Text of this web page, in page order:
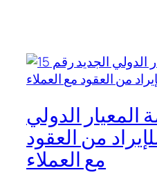
المعيار الدولي
رقم 15 للإيراد من العقود
مع العملاء